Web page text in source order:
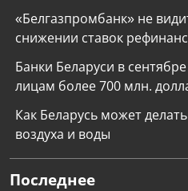
«Белгазпромбанк» не
снижении ставок
Банки Беларуси в
лицам более 700 млн.
Как Беларусь может
воздуха и воды
Последнее